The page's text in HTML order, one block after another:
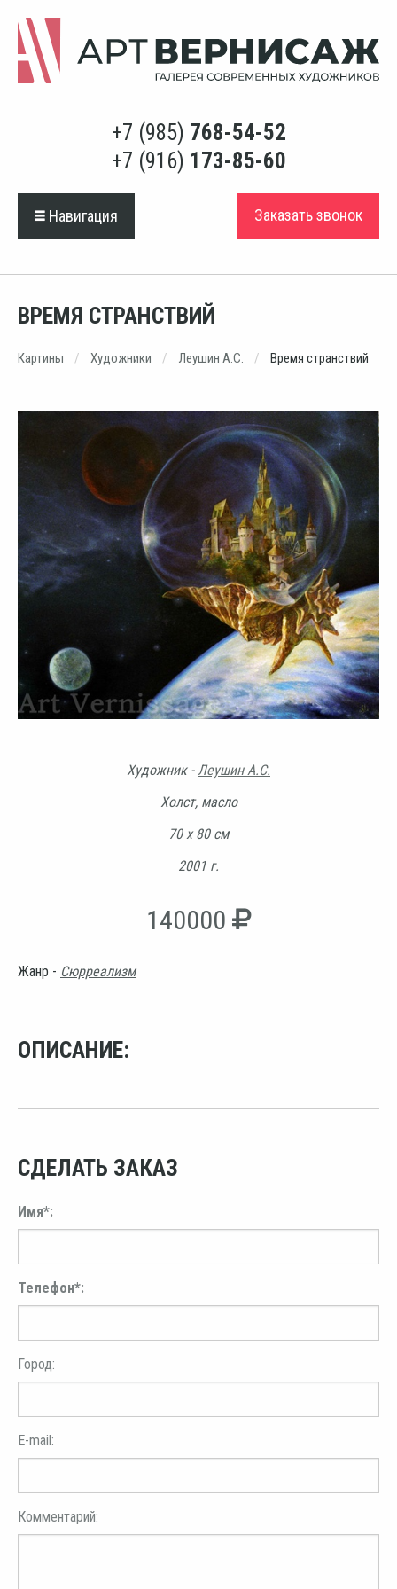
+7 (985) 768-54-52
+7 (916) 173-85-60
Навигация Заказать звонок
ВРЕМЯ СТРАНСТВИЙ
Картины Художники Леушин А.С. Время странствий
Художник -Леушин А.С.
Холст, масло
70 х 80 см
2001 г.
140000
Жанр - Сюрреализм
ОПИСАНИЕ:
СДЕЛАТЬ ЗАКАЗ
Имя*:
Телефон*:
Город:
E-mail:
Комментарий: